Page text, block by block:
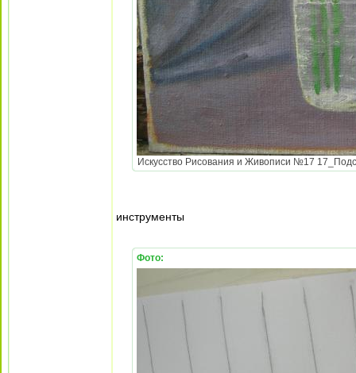
Искусство Рисования и Живописи №17
инструменты
Фото: